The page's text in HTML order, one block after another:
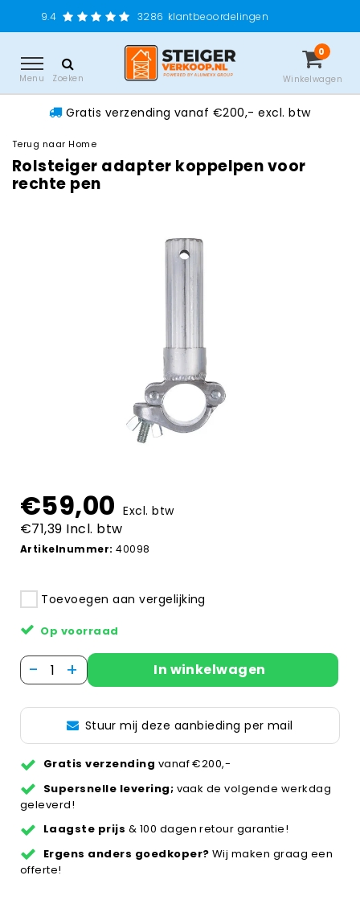
3286 klantbeoordelingen
Menu Zoeken
0
Winkelwagen
Gratis verzending vanaf €200,- excl. btw
Terug naar Home
Rolsteiger adapter koppelpen voor
rechte pen
€59,00 Excl. btw
€71,39 Incl. btw
Artikelnummer: 40098
Toevoegen aan vergelijking
Op voorraad
- + In winkelwagen
Stuur mij deze aanbieding per mail
Gratis verzending vanaf €200,-
Supersnelle levering; vaak de volgende werkdag
geleverd!
Laagste prijs & 100 dagen retour garantie!
Ergens anders goedkoper? Wij maken graag een
offerte!